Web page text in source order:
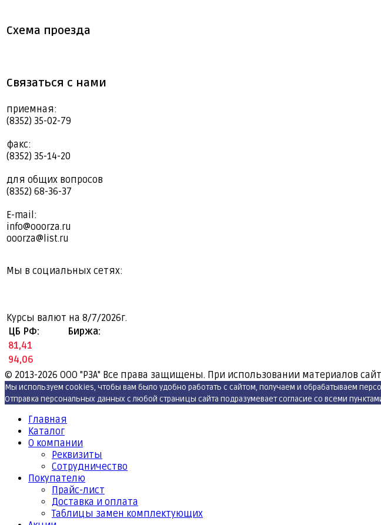
Схема проезда
Связаться с нами
приемная:
(8352) 35-02-79
факс:
(8352) 35-14-20
для общих вопросов
(8352) 68-36-37
E-mail:
info@ooorza.ru
ooorza@list.ru
Мы в социальных сетях:
Курсы валют на 8/7/2026г.
ЦБ РФ:
Биржа:
81,41
94,06
© 2013-2026 ООО "РЗА" Все права защищены. При использовании материалов
Мы используем cookies, чтобы вам было удобно работать с сайтом, получаем и обрабатываем
Отправка персональных данных с любой страницы сайта подразумевает согласие со всеми
Главная
Каталог
О компании
Реквизиты
Cотрудничество
Покупателю
Прайс-лист
Доставка и оплата
Таблицы замен комплектующих